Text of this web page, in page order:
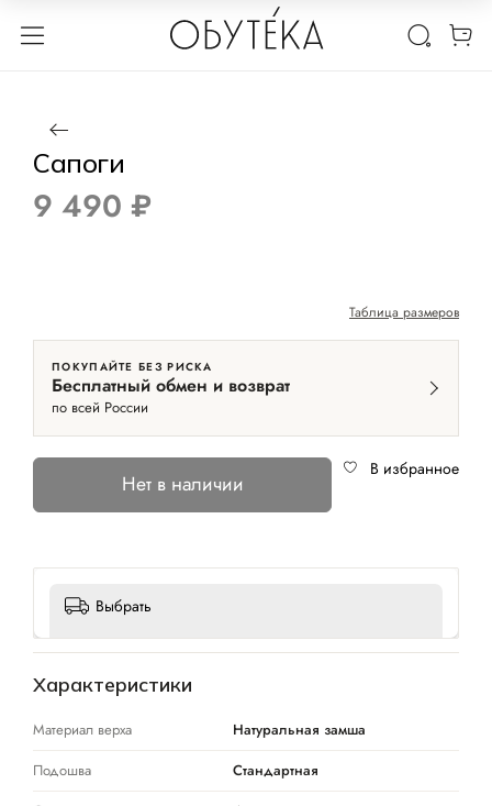
1 / 2
Сапоги
9 490 ₽
Таблица размеров
ПОКУПАЙТЕ БЕЗ РИСКА
Бесплатный обмен и возврат
по всей России
Нет в наличии
В избранное
Выбрать
Характеристики
Материал верха
Натуральная замша
Подошва
Стандартная